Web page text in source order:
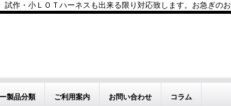
作・小ＬＯＴハーネスも出来る限り対応致します。お急ぎのお
製品分類 ご利用案内 お問い合わせ コラム